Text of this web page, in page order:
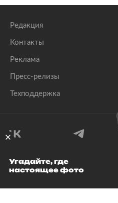
Редакция
Контакты
Реклама
Пресс-релизы
Техподдержка
© 1999–2026 Все
Угадайте, где
настоящее фото